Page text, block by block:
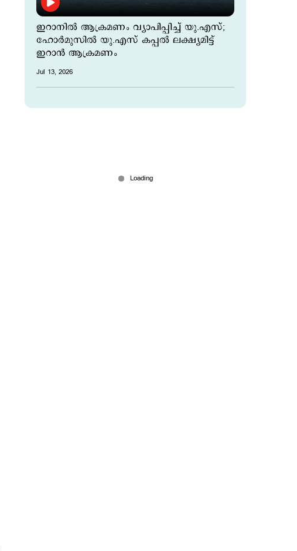
ഇറാനില്‍ ആക്രമണം വ്യാപിപ്പിച്ച് യു.എസ്;
ഹോര്‍മുസില്‍ യു.എസ് കപ്പല്‍ ലക്ഷ്യമിട്ട്
ഇറാന്‍ ആക്രമണം
Jul 13, 2026